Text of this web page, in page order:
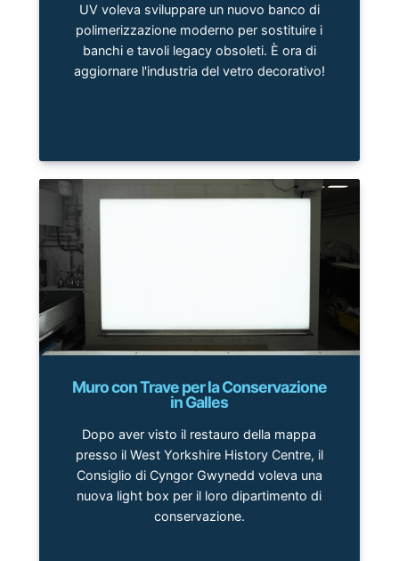
UV voleva sviluppare un nuovo banco di
polimerizzazione moderno per sostituire i
banchi e tavoli legacy obsoleti. È ora di
aggiornare l'industria del vetro decorativo!
Muro con Trave per la Conservazione
in Galles
Dopo aver visto il restauro della mappa
presso il West Yorkshire History Centre, il
Consiglio di Cyngor Gwynedd voleva una
nuova light box per il loro dipartimento di
conservazione.